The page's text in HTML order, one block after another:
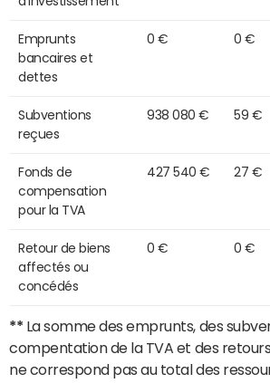
Emprunts
bancaires et
dettes
0 € 0 €
Subventions
reçues
938 080 € 59 €
Fonds de
compensation
pour la TVA
427 540 € 27 €
Retour de biens
affectés ou
concédés
0 € 0 €
** La somme des emprunts, des
compentation de la TVA et des
ne correspond pas au total des